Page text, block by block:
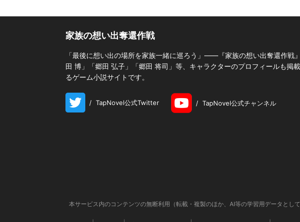
家族の想い出奪還作戦
「最後に想い出の場所を家族一緒に巡ろう」――『家族の想い出奪還作戦
田 博」「郷田 弘子」「郷田 将司」等、キャラクターのプロフィールも
るゲーム小説サイトです。
/ TapNovel公式Twitter / TapNovel公式チャンネル
本サービス内のコンテンツの無断利用（転載・複製のほか、AI等の学習用データとし